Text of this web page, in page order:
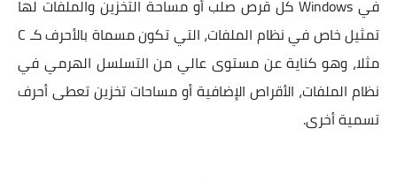
في Windows كل قرص صلب أو مساحة التخزين والملفات لها
تمثيل خاص في نظام الملفات، التي تكون مسماة بالأحرف كـ C
مثلا، وهو كناية عن مستوى عالي من التسلسل الهرمي في
نظام الملفات، الأقراص الإضافية أو مساحات تخزين تعطى أحرف
تسمية أخرى.